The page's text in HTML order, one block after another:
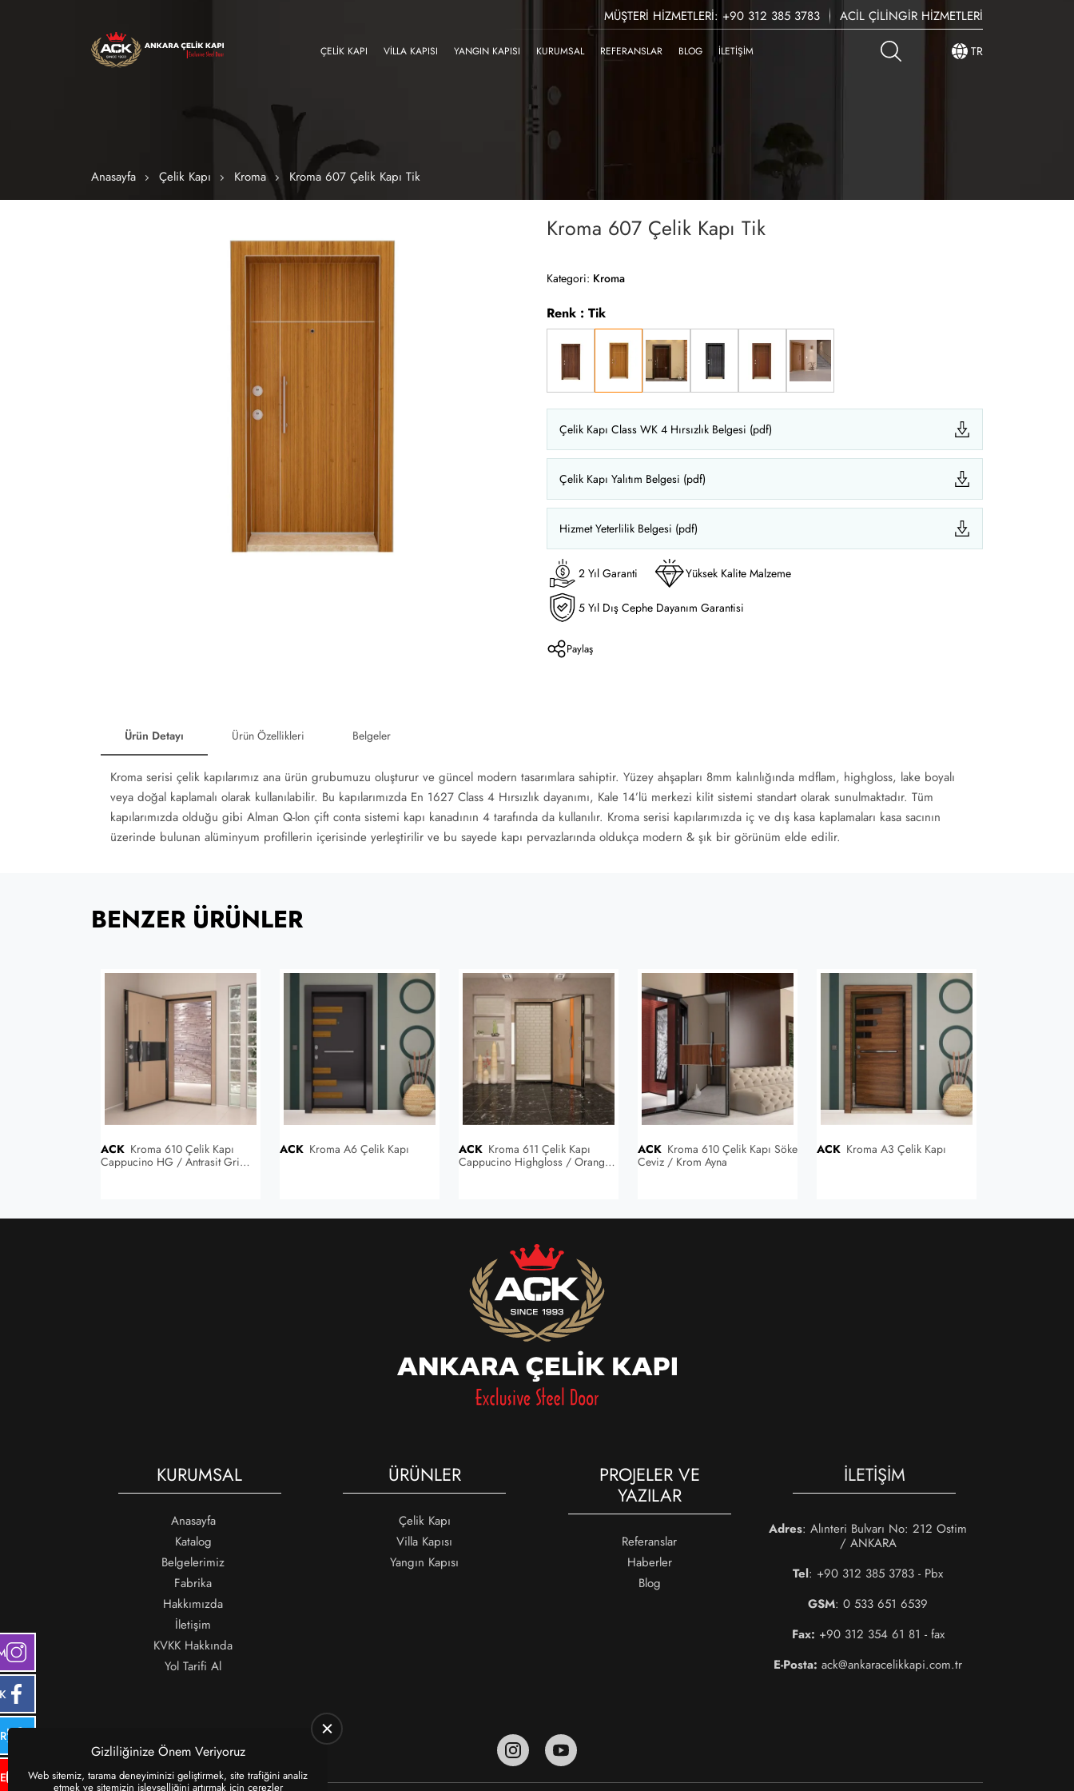
MÜŞTERI HIZMETLERI: +90 312 385 3783 ACIL ÇILINGIR HIZMETLERI
ÇELIK KAPI VILLA KAPISI YANGIN KAPISI KURUMSAL REFERANSLAR BLOG İLETIŞIM TR
Anasayfa Çelik Kapı Kroma Kroma 607 Çelik Kapı Tik
Kroma 607 Çelik Kapı Tik
Kategori: Kroma
Renk : Tik
Çelik Kapı Class WK 4 Hırsızlık Belgesi (pdf)
Çelik Kapı Yalıtım Belgesi (pdf)
Hizmet Yeterlilik Belgesi (pdf)
2 Yıl Garanti Yüksek Kalite Malzeme
5 Yıl Dış Cephe Dayanım Garantisi
Paylaş
Ürün Detayı Ürün Özellikleri Belgeler
Kroma serisi çelik kapılarımız ana ürün grubumuzu oluşturur ve güncel modern tasarımlara sahiptir. Yüzey ahşapları 8mm kalınlığında mdflam, highgloss, lake boyalı
veya doğal kaplamalı olarak kullanılabilir. Bu kapılarımızda En 1627 Class 4 Hırsızlık dayanımı, Kale 14’lü merkezi kilit sistemi standart olarak sunulmaktadır. Tüm
kapılarımızda olduğu gibi Alman Q-lon çift conta sistemi kapı kanadının 4 tarafında da kullanılır. Kroma serisi kapılarımızda iç ve dış kasa kaplamaları kasa sacının
üzerinde bulunan alüminyum profillerin içerisinde yerleştirilir ve bu sayede kapı pervazlarında oldukça modern & şık bir görünüm elde edilir.
BENZER ÜRÜNLER
ACK
Cappucino HG / Antrasit Gri
ACK Kroma A6 Çelik Kapı ACK
Cappucino Highgloss / Orange
ACK
Ceviz / Krom Ayna
ACK Kroma A3 Çelik Kapı
KURUMSAL
Anasayfa
Katalog
Belgelerimiz
Fabrika
Hakkımızda
İletişim
KVKK Hakkında
Yol Tarifi Al
ÜRÜNLER
Çelik Kapı
Villa Kapısı
Yangın Kapısı
PROJELER VE
YAZILAR
Referanslar
Haberler
Blog
İLETIŞIM
Adres: Alınteri Bulvarı No: 212 Ostim
/ ANKARA
Tel: +90 312 385 3783 - Pbx
GSM: 0 533 651 6539
Fax: +90 312 354 61 81 - fax
E-Posta: ack@ankaracelikkapi.com.tr
Gizliliğinize Önem Veriyoruz
Web sitemiz, tarama deneyiminizi geliştirmek, site trafiğini analiz
etmek ve sitemizin işlevselliğini artırmak için çerezler